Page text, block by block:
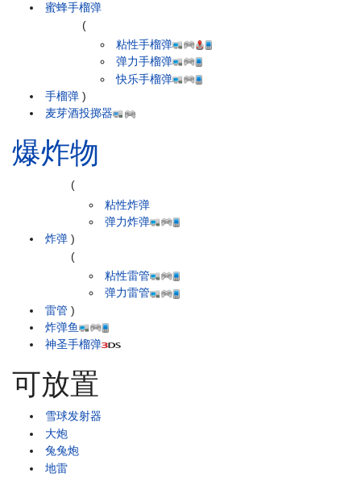
蜜蜂手榴弹
手榴弹
(
粘性手榴弹
弹力手榴弹
快乐手榴弹
)
麦芽酒投掷器
爆炸物
炸弹
(
粘性炸弹
弹力炸弹
)
雷管
(
粘性雷管
弹力雷管
)
炸弹鱼
神圣手榴弹
可放置
雪球发射器
大炮
兔兔炮
地雷